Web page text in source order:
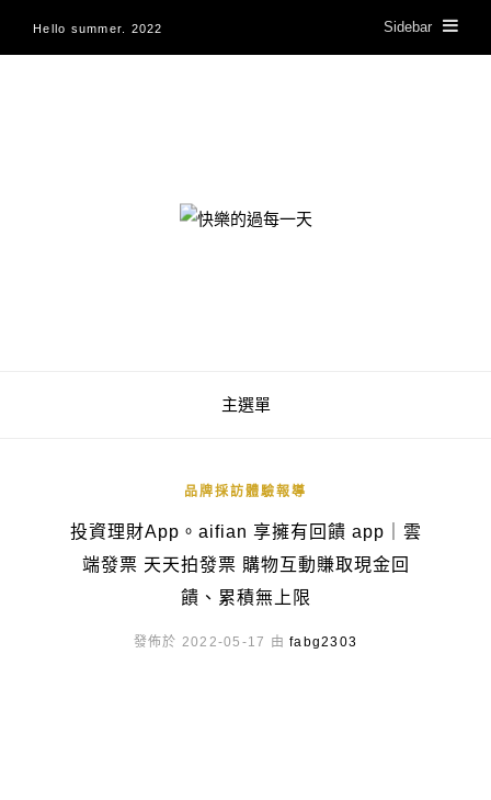
Hello summer. 2022 Sidebar
快樂的過每一天
主選單
品牌採訪體驗報導
投資理財App。aifian 享擁有回饋 app｜雲
端發票 天天拍發票 購物互動賺取現金回
饋、累積無上限
發佈於 2022-05-17 由fabg2303